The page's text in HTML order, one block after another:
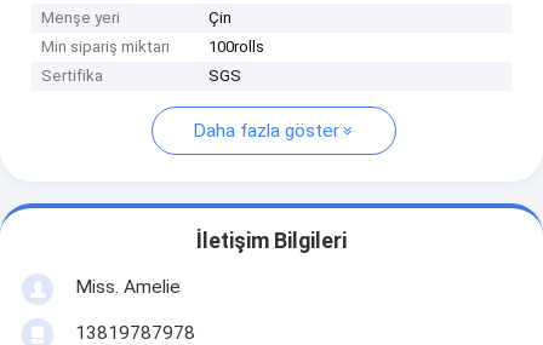
Menşe yeri
Çin
Min sipariş miktarı
100rolls
Sertifika
SGS
Daha fazla göster
İletişim Bilgileri
Miss. Amelie
13819787978